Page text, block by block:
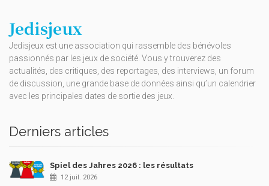
Jedisjeux
Jedisjeux est une association qui rassemble des bénévoles
passionnés par les jeux de société. Vous y trouverez des
actualités, des critiques, des reportages, des interviews, un forum
de discussion, une grande base de données ainsi qu’un calendrier
avec les principales dates de sortie des jeux.
Derniers articles
Spiel des Jahres 2026 : les résultats
12 juil. 2026